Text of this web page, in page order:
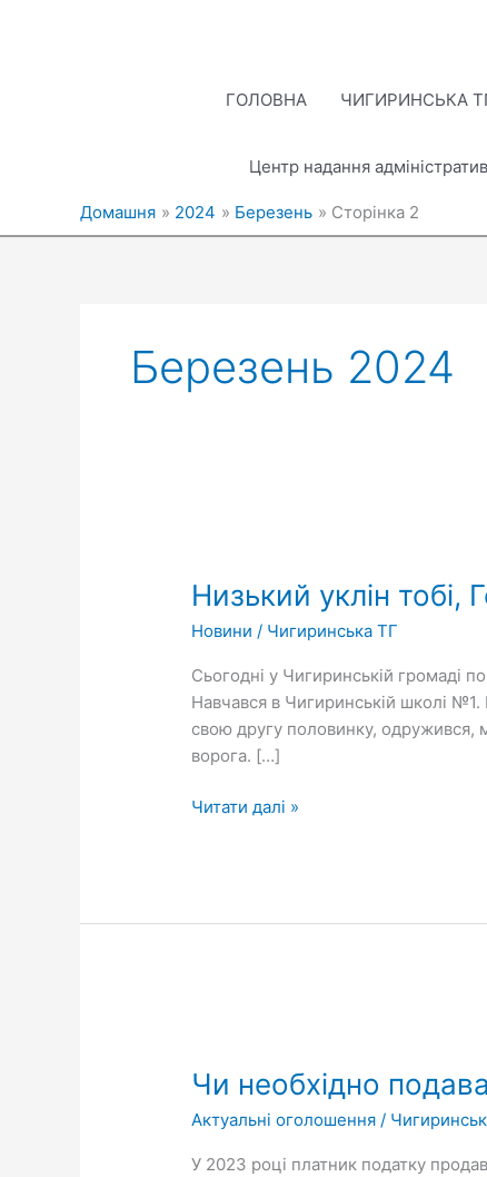
ГОЛОВНА
ЧИГИРИНСЬКА
Центр надання
Домашня 2024 Березень Сторінка 2
Березень 2024
Низький уклін тобі,
Новини / Чигиринська ТГ
Сьогодні у Чигиринській громаді
Навчався в Чигиринській школі
свою другу половинку, одружився,
ворога. […]
тобі,
Читати далі »
Чи необхідно
Актуальні оголошення /
У 2023 році платник податку
подавати
після
продажу